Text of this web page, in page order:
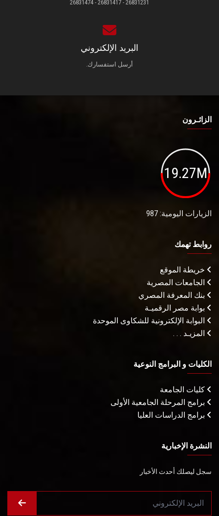
26831231 - 26831417 - 26831474
البريد الإلكتروني
أرسل استفسارك.
الزائـرون
19.27M
الزيارات اليومية: 987
روابط تهمك
خريطة الموقع
الجامعات المصرية
بنك المعرفة المصري
بوابة مصر الرقميـة
البوابة الإلكترونية للشكاوى الموحدة
المزيـد . . .
الكليات و البرامج النوعية
كليات الجامعة
برامج المرحلة الجامعية الأولى
برامج الدراسات العليا
النشرة الإخبارية
سجل ليصلك أحدث الأخبار